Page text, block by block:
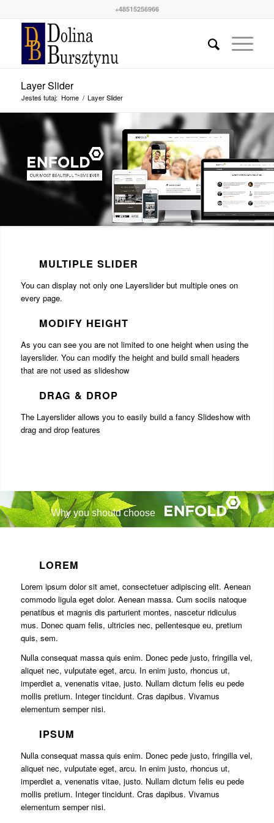
+48515256966
Layer Slider
Jesteś tutaj: Home / Layer Slider
MULTIPLE SLIDER
You can display not only one Layerslider but multiple ones on
every page.
MODIFY HEIGHT
As you can see you are not limited to one height when using the
layerslider. You can modify the height and build small headers
that are not used as slideshow
DRAG & DROP
The Layerslider allows you to easily build a fancy Slideshow with
drag and drop features
Why you should choose
LOREM
Lorem ipsum dolor sit amet, consectetuer adipiscing elit. Aenean
commodo ligula eget dolor. Aenean massa. Cum sociis natoque
penatibus et magnis dis parturient montes, nascetur ridiculus
mus. Donec quam felis, ultricies nec, pellentesque eu, pretium
quis, sem.
Nulla consequat massa quis enim. Donec pede justo, fringilla vel,
aliquet nec, vulputate eget, arcu. In enim justo, rhoncus ut,
imperdiet a, venenatis vitae, justo. Nullam dictum felis eu pede
mollis pretium. Integer tincidunt. Cras dapibus. Vivamus
elementum semper nisi.
IPSUM
Nulla consequat massa quis enim. Donec pede justo, fringilla vel,
aliquet nec, vulputate eget, arcu. In enim justo, rhoncus ut,
imperdiet a, venenatis vitae, justo. Nullam dictum felis eu pede
mollis pretium. Integer tincidunt. Cras dapibus. Vivamus
elementum semper nisi.